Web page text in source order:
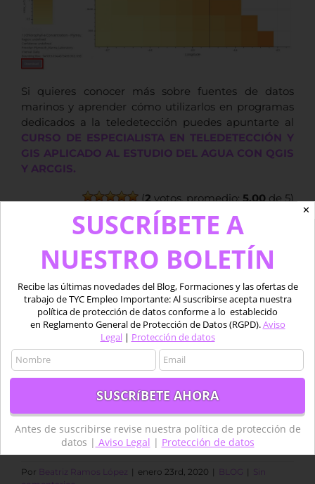
Si quieres conocer más sobre fuentes de datos
marinos y aprender cómo utilizarlos en programas
dedicados a la teledetección puedes apuntarte al
CURSO DE ESPECIALISTA EN TELEDETECCIÓN Y
GIS APLICADO AL ESTUDIO DEL AGUA CON QGIS
Y ARCGIS.
(2votos, promedio:5,00de 5)
Formación de calidad impartida
por profesionales
Por Beatriz Ramos López | enero 23rd, 2020 | BLOG | Sin
✕
SUSCRÍBETE A
NUESTRO BOLETÍN
Recibe las últimas novedades del Blog, Formaciones y las ofertas de
trabajo de TYC Empleo Importante: Al suscribirse acepta nuestra
política de protección de datos conforme a lo establecido
en Reglamento General de Protección de Datos (RGPD).Aviso
Legal| Protección de datos
Antes de suscribirse revise nuestra política de protección de
datos | Aviso Legal | Protección de datos